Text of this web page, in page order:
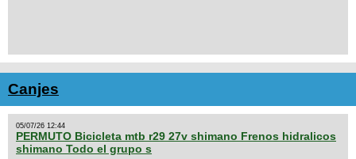
Canjes
05/07/26 12:44
PERMUTO Bicicleta mtb r29 27v shimano Frenos hidralicos
shimano Todo el grupo s